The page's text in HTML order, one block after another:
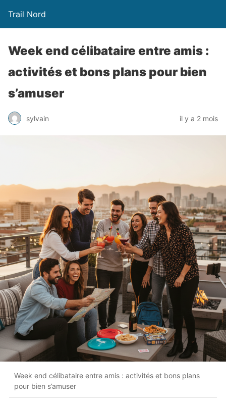
Trail Nord
Week end célibataire entre amis :
activités et bons plans pour bien
s’amuser
sylvain il y a 2 mois
Week end célibataire entre amis : activités et bons plans
pour bien s’amuser